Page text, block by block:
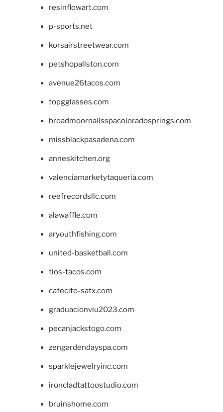
resinflowart.com
p-sports.net
korsairstreetwear.com
petshopallston.com
avenue26tacos.com
topgglasses.com
broadmoornailsspacoloradosprings.com
missblackpasadena.com
anneskitchen.org
valenciamarketytaqueria.com
reefrecordsllc.com
alawaffle.com
aryouthfishing.com
united-basketball.com
tios-tacos.com
cafecito-satx.com
graduacionviu2023.com
pecanjackstogo.com
zengardendayspa.com
sparklejewelryinc.com
ironcladtattoostudio.com
bruinshome.com